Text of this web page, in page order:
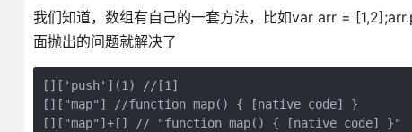
我们知道，数组有自己的一套方法，比如var arr =
面抛出的问题就解决了
[]['push'](1) //[1]
[]["map"] //function map() { [native code] }
[]["map"]+[] // "function map() { [native code] }"